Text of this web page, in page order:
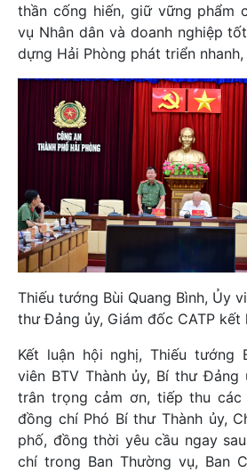
thần cống hiến, giữ vững phẩm
vụ Nhân dân và doanh nghiệp
dựng Hải Phòng phát triển
Thiếu tướng Bùi Quang Bình, Ủy
thư Đảng ủy, Giám đốc CATP kết
Kết luận hội nghị, Thiếu tướng
viên BTV Thành ủy, Bí thư Đảng
trân trọng cảm ơn, tiếp thu
đồng chí Phó Bí thư Thành ủy,
phố, đồng thời yêu cầu ngay
chí trong Ban Thường vụ, Ban